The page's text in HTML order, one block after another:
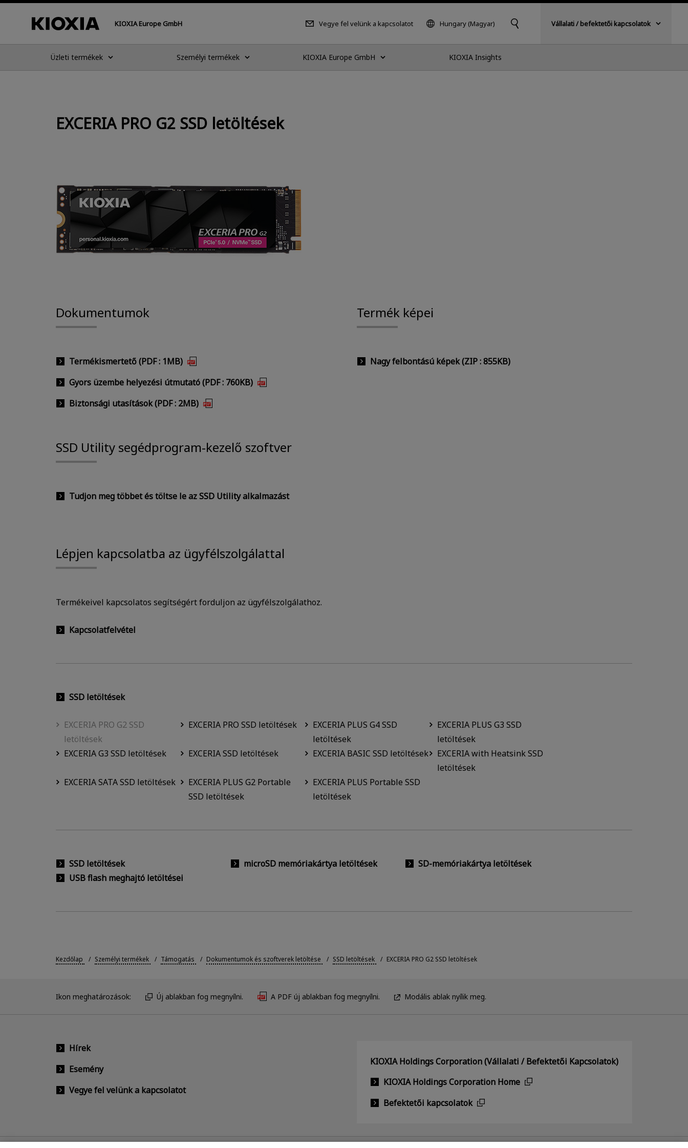
KIOXIA Europe GmbH Vegye fel velünk a kapcsolatot Hungary (Magyar) Vállalati / befektetői kapcsolatok
Üzleti termékek Személyi termékek KIOXIA Europe GmbH KIOXIA Insights
EXCERIA PRO G2 SSD letöltések
Dokumentumok
Termékismertető (PDF : 1MB)
Gyors üzembe helyezési útmutató (PDF : 760KB)
Biztonsági utasítások (PDF : 2MB)
Termék képei
Nagy felbontású képek (ZIP : 855KB)
SSD Utility segédprogram-kezelő szoftver
Tudjon meg többet és töltse le az SSD Utility alkalmazást
Lépjen kapcsolatba az ügyfélszolgálattal
Termékeivel kapcsolatos segítségért forduljon az ügyfélszolgálathoz.
Kapcsolatfelvétel
SSD letöltések
EXCERIA PRO G2 SSD
letöltések
EXCERIA PRO SSD letöltések
EXCERIA PLUS G4 SSD
letöltések
EXCERIA PLUS G3 SSD
letöltések
EXCERIA G3 SSD letöltések
EXCERIA SSD letöltések EXCERIA BASIC SSD letöltések
EXCERIA with Heatsink SSD
letöltések
EXCERIA SATA SSD letöltések
EXCERIA PLUS G2 Portable
SSD letöltések
EXCERIA PLUS Portable SSD
letöltések
SSD letöltések microSD memóriakártya letöltések
SD-memóriakártya letöltések
USB flash meghajtó letöltései
Kezdőlap Személyi termékek Támogatás Dokumentumok és szoftverek letöltése SSD letöltések EXCERIA PRO G2 SSD letöltések
Ikon meghatározások: Új ablakban fog megnyílni. A PDF új ablakban fog megnyílni. Modális ablak nyílik meg.
Hírek
Esemény
Vegye fel velünk a kapcsolatot
KIOXIA Holdings Corporation (Vállalati / Befektetői Kapcsolatok)
KIOXIA Holdings Corporation Home
Befektetői kapcsolatok